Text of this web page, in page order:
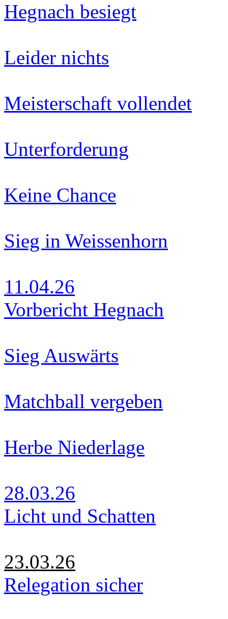
Hegnach besiegt
Leider nichts
Meisterschaft vollendet
Unterforderung
Keine Chance
Sieg in Weissenhorn
11.04.26
Vorbericht Hegnach
Sieg Auswärts
Matchball vergeben
Herbe Niederlage
28.03.26
Licht und Schatten
23.03.26
Relegation sicher